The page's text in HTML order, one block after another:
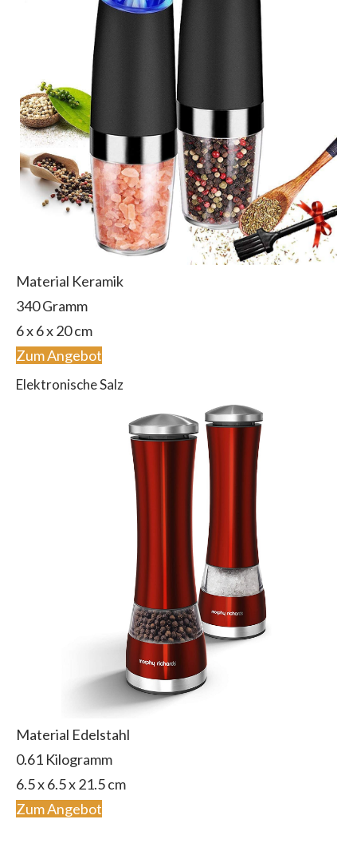
Material Keramik
340 Gramm
6 x 6 x 20 cm
Zum Angebot
Elektronische Salz
Material Edelstahl
0.61 Kilogramm
6.5 x 6.5 x 21.5 cm
Zum Angebot